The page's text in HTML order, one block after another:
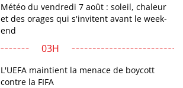
Météo du vendredi 7 août : soleil, chaleur
et des orages qui s'invitent avant le week-
end
03H
L'UEFA maintient la menace de boycott
contre la FIFA